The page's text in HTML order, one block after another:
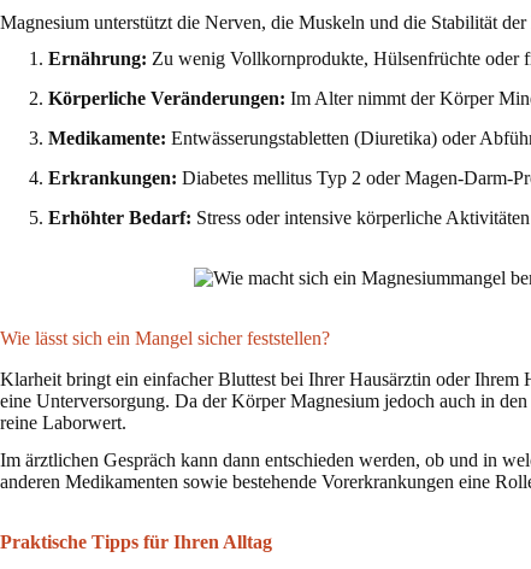
Magnesium unterstützt die Nerven, die Muskeln und die Stabilität
Ernährung: Zu wenig Vollkornprodukte, Hülsenfrüchte oder
Körperliche Veränderungen: Im Alter nimmt der Körper
Medikamente: Entwässerungstabletten (Diuretika) oder
Erkrankungen: Diabetes mellitus Typ 2 oder Magen-Darm-
Erhöhter Bedarf: Stress oder intensive körperliche
Wie lässt sich ein Mangel sicher feststellen?
Klarheit bringt ein einfacher Bluttest bei Ihrer Hausärztin oder Ihrem
eine Unterversorgung. Da der Körper Magnesium jedoch auch in
reine Laborwert.
Im ärztlichen Gespräch kann dann entschieden werden, ob und in
anderen Medikamenten sowie bestehende Vorerkrankungen eine
Praktische Tipps für Ihren Alltag